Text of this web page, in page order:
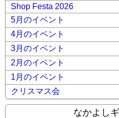
Shop Festa 2026
5月のイベント
4月のイベント
3月のイベント
2月のイベント
1月のイベント
クリスマス会
なかよし